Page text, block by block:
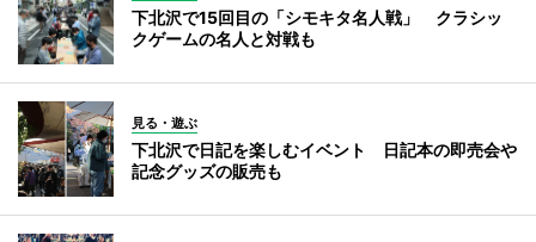
下北沢で15回目の「シモキタ名人戦」 クラシッ
クゲームの名人と対戦も
見る・遊ぶ
下北沢で日記を楽しむイベント 日記本の即売会や
記念グッズの販売も